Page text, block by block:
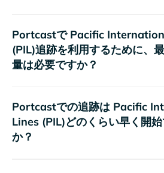
Portcastで
追跡を利用するために、
量は必要ですか？
Portcastでの追跡は
どのくらい早く開
か？